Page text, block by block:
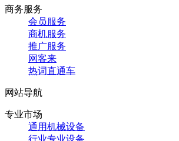
商务服务
会员服务
商机服务
推广服务
网客来
热词直通车
网站导航
专业市场
通用机械设备
行业专业设备